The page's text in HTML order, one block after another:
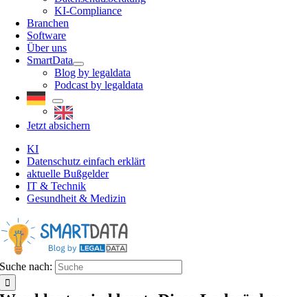
KI-Compliance
Branchen
Software
Über uns
SmartData
Blog by legaldata
Podcast by legaldata
Jetzt absichern
KI
Datenschutz einfach erklärt
aktuelle Bußgelder
IT & Technik
Gesundheit & Medizin
Suche nach: